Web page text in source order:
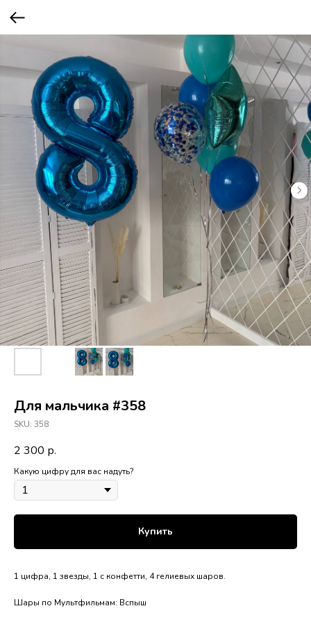
Для мальчика #358
SKU: 358
2 300 р.
Какую цифру для вас надуть?
Купить
1 цифра, 1 звезды, 1 с конфетти, 4 гелиевых шаров.
Шары по Мультфильмам: Вспыш